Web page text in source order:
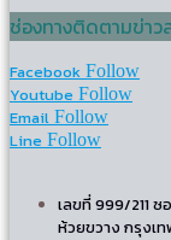
ช่องทางติดตามข่าว
Facebook Follow
Youtube Follow
Email Follow
Line Follow
เลขที่ 999/211
ห้วยขวาง กรุงเ